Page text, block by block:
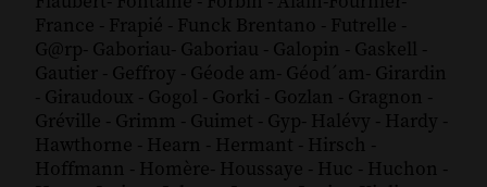
France - Frapié - Funck Brentano - Futrelle -
G@rp- Gaboriau- Gaboriau - Galopin - Gaskell -
Gautier - Geffroy - Géode am- Géod´am- Girardin
- Giraudoux - Gogol - Gorki - Gozlan - Gragnon -
Gréville - Grimm - Guimet - Gyp- Halévy - Hardy -
Hawthorne - Hearn - Hermant - Hirsch -
Hoffmann - Homère- Houssaye - Huc - Huchon -